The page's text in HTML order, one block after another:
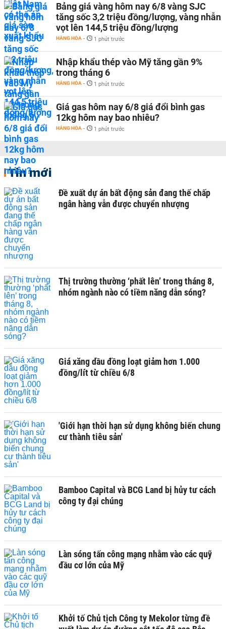
Bảng giá vàng hôm nay 6/8 vàng SJC
tăng sốc 3,2 triệu đồng/lượng, vàng nhẫn
vọt lên 144,5 triệu đồng/lượng
HÀNG HÓA - 1 phút trước
Nhập khẩu thép vào Mỹ tăng gần 9%
trong tháng 6
HÀNG HÓA - 1 phút trước
Giá gas hôm nay 6/8 giá đổi bình gas
12kg hôm nay bao nhiêu?
HÀNG HÓA - 1 phút trước
Tin mới
Đề xuất dự án bất động sản đang thế chấp
ngân hàng vẫn được chuyển nhượng
Thị trường thường ‘phất lên’ trong tháng 8,
nhóm ngành nào có tiềm năng dẫn sóng?
Giá xăng dầu đồng loạt giảm hơn 1.000
đồng/lít từ chiều 6/8
'Giới hạn thời hạn sử dụng không biến chung
cư thành tiêu sản'
Bamboo Capital và BCG Land bị hủy tư cách
công ty đại chúng
Làn sóng tấn công mạng nhằm vào các quỹ
đầu cơ lớn của Mỹ
Khởi tố Chủ tịch Công ty Mekolor từng đề